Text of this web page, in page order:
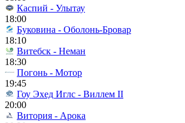
Каспий - Улытау
18:00
Буковина - Оболонь-Бровар
18:10
Витебск - Неман
18:30
Погонь - Мотор
19:45
Гоу Эхед Иглс - Виллем II
20:00
Витория - Арока